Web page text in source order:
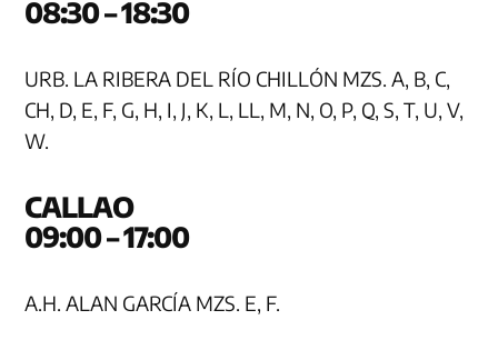
08:30 – 18:30
URB. LA RIBERA DEL RÍO CHILLÓN MZS. A, B, C,
CH, D, E, F, G, H, I, J, K, L, LL, M, N, O, P, Q, S, T, U, V,
W.
09:00 – 17:00
A.H. ALAN GARCÍA MZS. E, F.